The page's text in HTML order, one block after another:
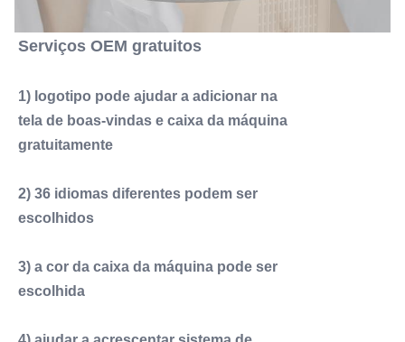
Serviços OEM gratuitos
1) logotipo pode ajudar a adicionar na
tela de boas-vindas e caixa da máquina
gratuitamente
2) 36 idiomas diferentes podem ser
escolhidos
3) a cor da caixa da máquina pode ser
escolhida